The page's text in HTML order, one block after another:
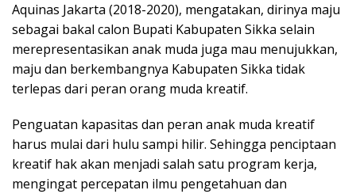
Aquinas Jakarta (2018-2020), mengatakan, dirinya maju
sebagai bakal calon Bupati Kabupaten Sikka selain
merepresentasikan anak muda juga mau menujukkan,
maju dan berkembangnya Kabupaten Sikka tidak
terlepas dari peran orang muda kreatif.
Penguatan kapasitas dan peran anak muda kreatif
harus mulai dari hulu sampi hilir. Sehingga penciptaan
kreatif hak akan menjadi salah satu program kerja,
mengingat percepatan ilmu pengetahuan dan